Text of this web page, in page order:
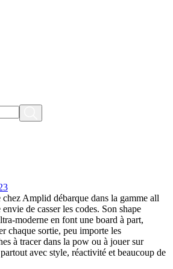
Amplid débarque dans la gamme all
de casser les codes. Son shape
moderne en font une board à part,
chaque sortie, peu importe les
à tracer dans la pow ou à jouer sur
avec style, réactivité et beaucoup de